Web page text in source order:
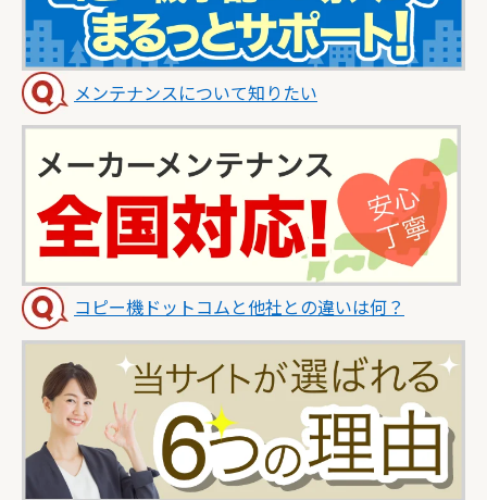
メンテナンスについて知りたい
コピー機ドットコムと他社との違いは何？